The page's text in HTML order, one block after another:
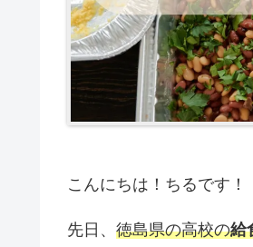
こんにちは！ちるです！
先日、 徳島県の高校の給